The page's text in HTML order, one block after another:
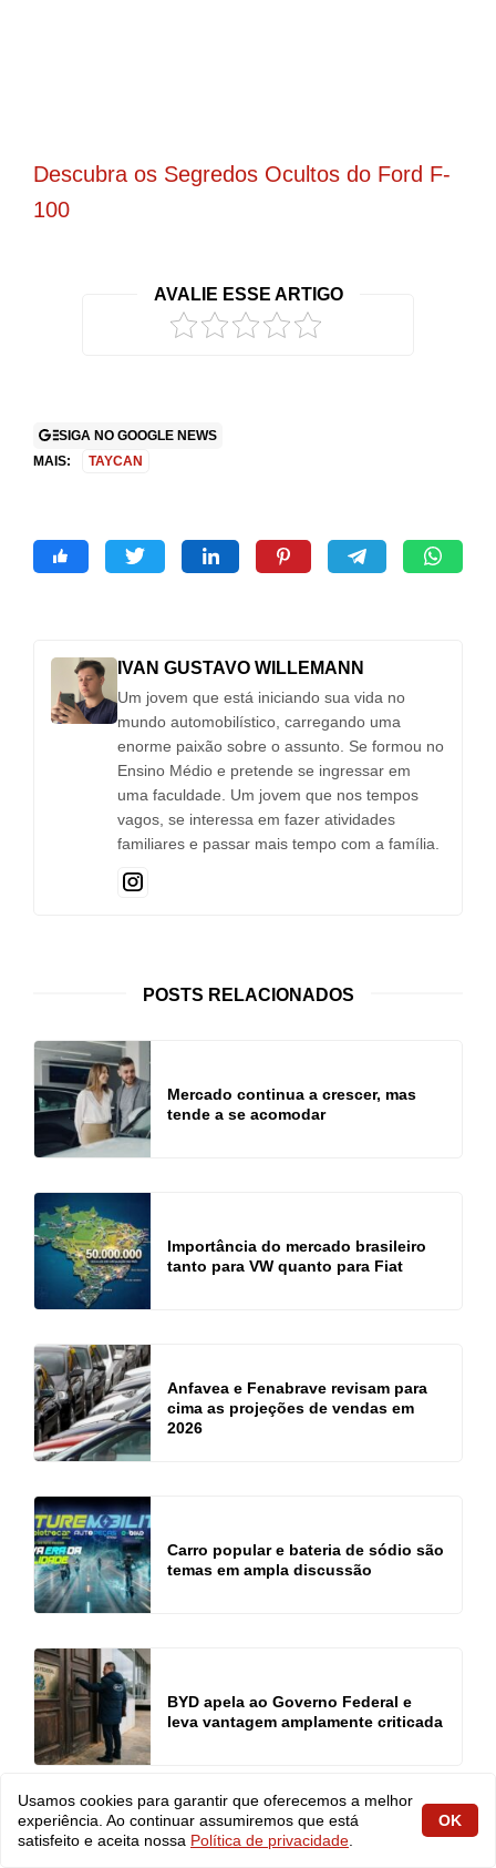
Descubra os Segredos Ocultos do Ford F-
100
AVALIE ESSE ARTIGO
SIGA NO GOOGLE NEWS
MAIS:
TAYCAN
IVAN GUSTAVO WILLEMANN
Um jovem que está iniciando sua vida no
mundo automobilístico, carregando uma
enorme paixão sobre o assunto. Se formou no
Ensino Médio e pretende se ingressar em
uma faculdade. Um jovem que nos tempos
vagos, se interessa em fazer atividades
familiares e passar mais tempo com a família.
POSTS RELACIONADOS
Mercado continua a crescer, mas
tende a se acomodar
Importância do mercado brasileiro
tanto para VW quanto para Fiat
Anfavea e Fenabrave revisam para
cima as projeções de vendas em
2026
Carro popular e bateria de sódio são
temas em ampla discussão
BYD apela ao Governo Federal e
leva vantagem amplamente criticada
DEIXE SEU COMENTÁRIO
Usamos cookies para garantir que oferecemos a melhor
experiência. Ao continuar assumiremos que está
satisfeito e aceita nossa Política de privacidade
OK